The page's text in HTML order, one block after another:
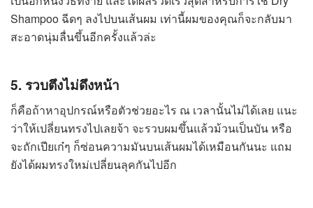
Shampoo ฉีดๆ ลงไปบนเส้นผม เท่านี้ผมของคุณก็จะกลับมา
สะอาดนุ่มลื่นขึ้นอีกครั้งแล้วล่ะ
5. รวบตึงไม่ดึงหน้า
ก็คือถ้าหาอุปกรณ์หรือตัวช่วยอะไร ณ เวลานั้นไม่ได้เลย แนะ
ว่าให้เปลี่ยนทรงไปเลยจ้า จะรวบผมขึ้นแล้วม้วนเป็นบัน หรือ
จะถักเปียเก๋ๆ ก็ซ่อนความมันบนเส้นผมได้เหมือนกันนะ แถม
ยังได้ผมทรงใหม่เปลี่ยนลุคกันไปอีก